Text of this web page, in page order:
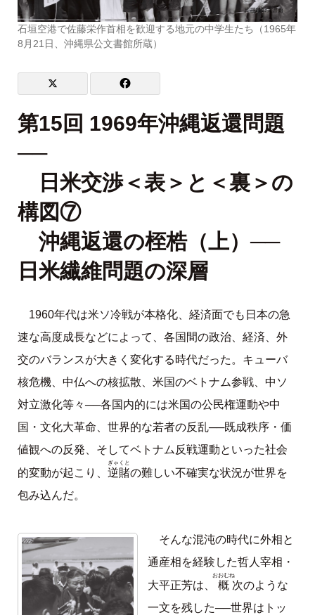
石垣空港で佐藤栄作首相を歓迎する地元の中学生たち（1965年
8月21日、沖縄県公文書館所蔵）
第15回 1969年沖縄返還問題
──
日米交渉＜表＞と＜裏＞の
構図⑦
沖縄返還の桎梏（上）──
日米繊維問題の深層
1960年代は米ソ冷戦が本格化、経済面でも日本の急
速な高度成長などによって、各国間の政治、経済、外
交のバランスが大きく変化する時代だった。キューバ
核危機、中仏への核拡散、米国のベトナム参戦、中ソ
対立激化等々──各国内的には米国の公民権運動や中
国・文化大革命、世界的な若者の反乱──既成秩序・価
値観への反発、そしてベトナム反戦運動といった社会
的変動が起こり、 逆賭
ぎゃくと
の難しい不確実な状況が世界を
包み込んだ。
そんな混沌の時代に外相と
通産相を経験した哲人宰相・
大平正芳は、
概
おおむね
次のような
一文を残した──世界はトッ